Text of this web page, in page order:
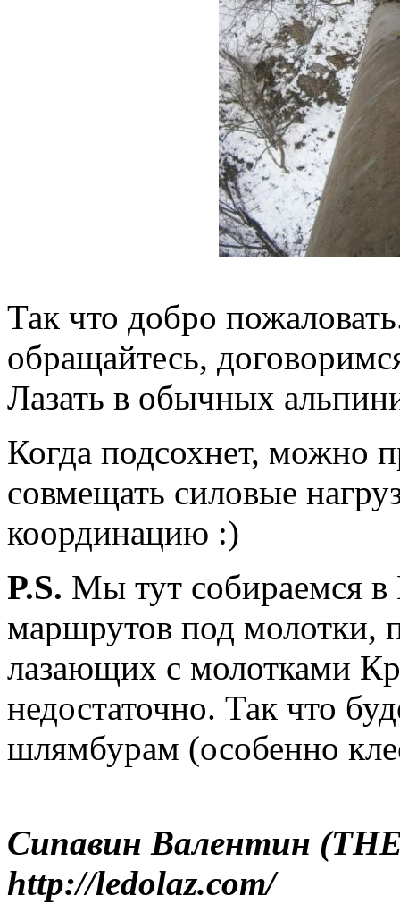
Так что добро
обращайтесь,
Лазать в обычных
Когда подсохнет, можно
совмещать силовые
координацию :)
P.S. Мы тут собираемся
маршрутов под молотки,
лазающих с молотками
недостаточно. Так что
шлямбурам (особенно
Сипавин Валентин
http://ledolaz.com/